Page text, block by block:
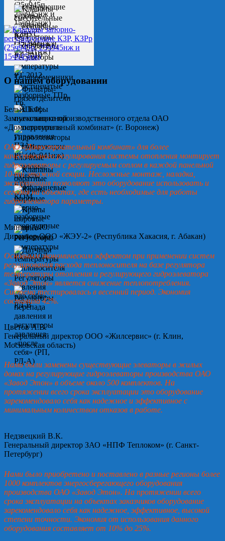
О нашем оборудовании
Белых Т.Ф.
Замначальника производственного отдела ОАО
«Домостроительный комбинат» (г. Воронеж)
ОАО «Домостроительный комбинат» для более
качественного регулирования системы отопления монтирует
гидроэлеваторы с регулируемым соплом в каждой панельной
10-ти этажной секции. Несложные монтаж, наладка,
эксплуатация позволяют это оборудование использовать и
сегодня на объектах, где есть необходимые для работы
гидроэлеватора параметры.
Минин А.Ю.
Директор ООО «ЖЭУ-2» (Республика Хакасия, г. Абакан)
Основным экономическим эффектом при применении систем
регулирования расхода теплоносителя на базе регулятора
температуры отопления и регулирующего гидроэлеватора
«Завод Этон» является снижение теплопотребления.
Система тестировалась в весенний период. Экономия
составила 42%.
Цветов А.В.
Генеральный директор ООО «Жилсервис» (г. Клин,
Московская область)
Нами были заменены существующие элеваторы в жилых
домах на регулирующие гидроэлеваторы производства ОАО
«Завод Этон» в объеме около 500 комплектов. На
протяжении всего срока эксплуатации это оборудование
зарекомендовало себя как надежное и эффективное с
минимальным количеством отказов в работе.
Недзвецкий В.К.
Генеральный директор ЗАО «НПФ Теплоком» (г. Санкт-
Петербург)
Нами было приобретено и поставлено в разные регионы более
1000 комплектов энергосберегающего оборудования
производства ОАО «Завод Этон». На протяжении всего
срока эксплуатации на объектах заказчиков оборудование
зарекомендовало себя как надежное, эффективное, высокой
степени точности. Экономия от использования данного
оборудования составляет от 10% до 25%.